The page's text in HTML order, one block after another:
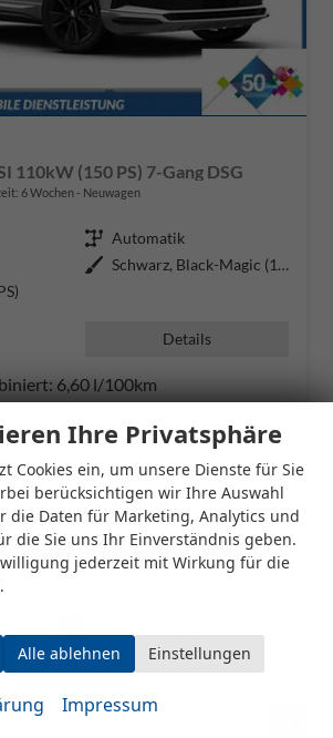
110kW (150 PS) 7-Gang DSG
6 Wochen Neuwagen
Getriebe Automatik
Außenfarbe
Schwarz, Black-Magic (1Z1Z)
Details
6,60 l/100km
150,00 g/km
20 50 100 250
Ihre Privatsphäre
Cookies ein, um unsere Dienste für Sie
berücksichtigen wir Ihre Auswahl
die Daten für Marketing, Analytics und
die Sie uns Ihr Einverständnis geben.
jederzeit mit Wirkung für die
Alle ablehnen Einstellungen
Impressum